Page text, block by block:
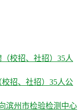
招、社招）35人公
滨州市检验检测中心